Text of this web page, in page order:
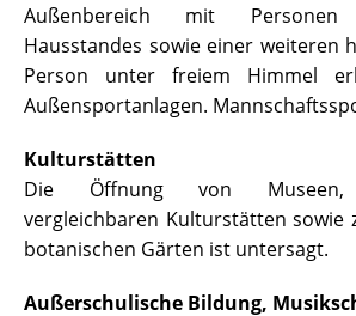
Außenbereich mit
Hausstandes sowie einer weiteren
Person unter freiem Himmel
Außensportanlagen.
Kulturstätten
Die Öffnung von Museen,
vergleichbaren Kulturstätten sowie
botanischen Gärten ist untersagt.
Außerschulische Bildung,